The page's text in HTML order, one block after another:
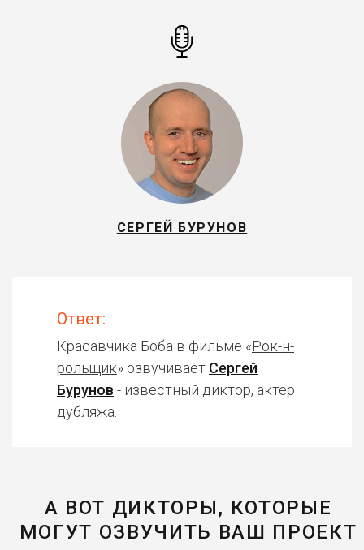
СЕРГЕЙ БУРУНОВ
Ответ:
Красавчика Боба в фильме «Рок-н-
рольщик» озвучивает Сергей
Бурунов - известный диктор, актер
дубляжа.
А ВОТ ДИКТОРЫ, КОТОРЫЕ
МОГУТ ОЗВУЧИТЬ ВАШ ПРОЕКТ